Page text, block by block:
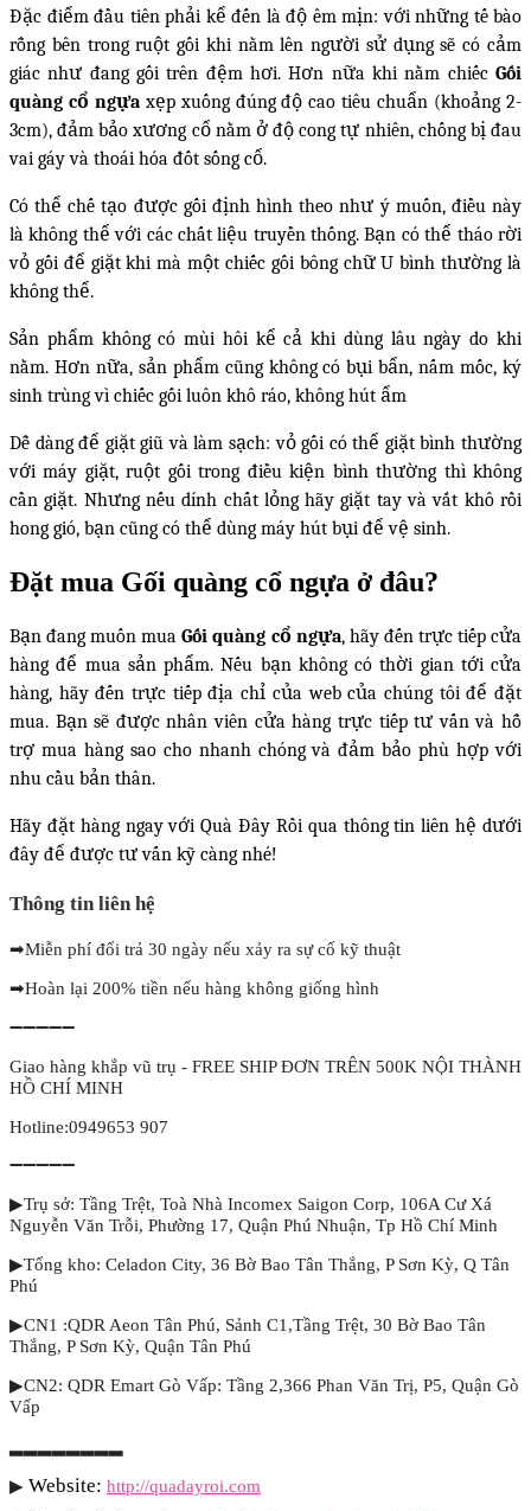
Đặc điểm đầu tiên phải kể đến là độ êm mịn: với những tế bào
rỗng bên trong ruột gối khi nằm lên người sử dụng sẽ có cảm
giác như đang gối trên đệm hơi. Hơn nữa khi nằm chiếc Gối
quàng cổ ngựaxẹp xuống đúng độ cao tiêu chuẩn (khoảng 2-
3cm), đảm bảo xương cổ nằm ở độ cong tự nhiên, chống bị đau
vai gáy và thoái hóa đốt sống cổ.
Có thể chế tạo được gối định hình theo như ý muốn, điều này
là không thể với các chất liệu truyền thống. Bạn có thể tháo rời
vỏ gối để giặt khi mà một chiếc gối bông chữ U bình thường là
không thể.
Sản phẩm không có mùi hôi kể cả khi dùng lâu ngày do khi
nằm. Hơn nữa, sản phẩm cũng không có bụi bẩn, nấm mốc, ký
sinh trùng vì chiếc gối luôn khô ráo, không hút ẩm
Dễ dàng để giặt giũ và làm sạch: vỏ gối có thể giặt bình thường
với máy giặt, ruột gối trong điều kiện bình thường thì không
cần giặt. Nhưng nếu dính chất lỏng hãy giặt tay và vắt khô rồi
hong gió, bạn cũng có thể dùng máy hút bụi để vệ sinh.
Đặt mua Gối quàng cổ ngựa ở đâu?
Bạn đang muốn muaGối quàng cổ ngựa, hãy đến trực tiếp cửa
hàng để mua sản phẩm. Nếu bạn không có thời gian tới cửa
hàng, hãy đến trực tiếp địa chỉ của web của chúng tôi để đặt
mua. Bạn sẽ được nhân viên cửa hàng trực tiếp tư vấn và hỗ
trợ mua hàng sao cho nhanh chóng và đảm bảo phù hợp với
nhu cầu bản thân.
Hãy đặt hàng ngay với Quà Đây Rồi qua thông tin liên hệ dưới
đây để được tư vấn kỹ càng nhé!
Thông tin liên hệ
➡Miễn phí đổi trả 30 ngày nếu xảy ra sự cố kỹ thuật
➡Hoàn lại 200% tiền nếu hàng không giống hình
➖➖➖➖➖
Giao hàng khắp vũ trụ - FREE SHIP ĐƠN TRÊN 500K NỘI THÀNH
HỒ CHÍ MINH
Hotline:0949653 907
➖➖➖➖➖
▶Trụ sở: Tầng Trệt, Toà Nhà Incomex Saigon Corp, 106A Cư Xá
Nguyễn Văn Trỗi, Phường 17, Quận Phú Nhuận, Tp Hồ Chí Minh
▶Tổng kho: Celadon City, 36 Bờ Bao Tân Thắng, P Sơn Kỳ, Q Tân
Phú
▶CN1 :QDR Aeon Tân Phú, Sảnh C1,Tầng Trệt, 30 Bờ Bao Tân
Thắng, P Sơn Kỳ, Quận Tân Phú
▶CN2: QDR Emart Gò Vấp: Tầng 2,366 Phan Văn Trị, P5, Quận Gò
Vấp
▶ Website: http://quadayroi.com